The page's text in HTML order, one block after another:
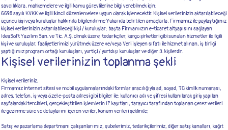
savcılıklara, mahkemelere ve ilgili kamu görevlilerine bilgi verebilmek için;
6698 sayılı KVKK ve ilgili ikincil düzenlemelere uygun olarak işlenecektir. Kişisel verilerinizin aktarılabileceği
üçüncü kişi veya kuruluşlar hakkında bilgilendirme Yukarıda belirtilen amaçlarla, Firmamız ile paylaştığınız
kişisel verilerinizin aktarılabileceği kişi / kuruluşlar; başta Firmamızın e-ticaret altyapısını sağlayan
IdeaSoft Yazılım San. ve Tic. A.Ş. olmak üzere, tedarikçiler, kargo şirketleri gibi sunulan hizmetler ile ilgili
kişi ve kuruluşlar, faaliyetlerimizi yürütmek üzere ve/veya Veri İşleyen sıfatı ile hizmet alınan, iş birliği
yaptığımız program ortağı kuruluşları, yurtiçi / yurtdışı kuruluşlar ve diğer 3. kişilerdir.
Kişisel verilerinizin toplanma şekli
Kişisel verileriniz,
Firmamız internet sitesi ve mobil uygulamalarındaki formlar aracılığıyla ad, soyad, TC kimlik numarası,
adres, telefon, iş veya özel e-posta adresi gibi bilgiler ile; kullanıcı adı ve şifresi kullanılarak giriş yapılan
sayfalardaki tercihleri, gerçekleştirilen işlemlerin IP kayıtları, tarayıcı tarafından toplanan çerez verileri
ile gezinme süre ve detaylarını içeren veriler, konum verileri şeklinde;
Satış ve pazarlama departmanı çalışanlarımız, şubelerimiz, tedarikçilerimiz, diğer satış kanalları, kağıt